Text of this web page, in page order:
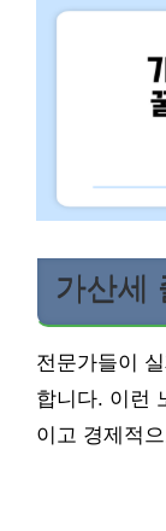
가산세
전문가들이
합니다. 이런
이고 경제적